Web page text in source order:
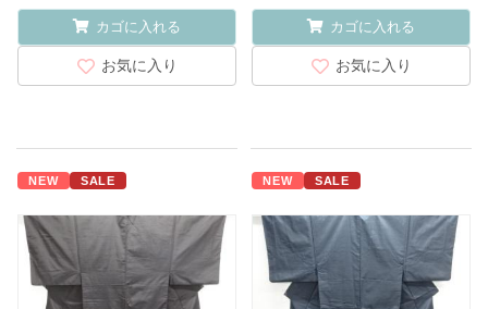
カゴに入れる
お気に入り
カゴに入れる
お気に入り
NEW SALE NEW SALE